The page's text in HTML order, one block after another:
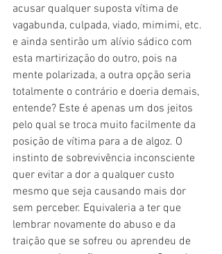
acusar qualquer suposta vítima de
vagabunda, culpada, viado, mimimi, etc.
e ainda sentirão um alívio sádico com
esta martirização do outro, pois na
mente polarizada, a outra opção seria
totalmente o contrário e doeria demais,
entende? Este é apenas um dos jeitos
pelo qual se troca muito facilmente da
posição de vítima para a de algoz. O
instinto de sobrevivência inconsciente
quer evitar a dor a qualquer custo
mesmo que seja causando mais dor
sem perceber. Equivaleria a ter que
lembrar novamente do abuso e da
traição que se sofreu ou aprendeu de